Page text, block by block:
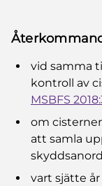
vid samma
kontroll av
MSBFS
om
att samla
vart sjätte